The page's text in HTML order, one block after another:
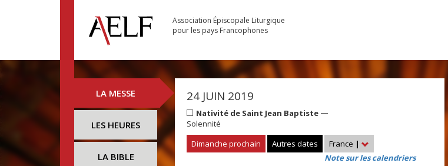
Association Épiscopale Liturgique
pour les pays Francophones
LA MESSE
LES HEURES
LA BIBLE
24 JUIN 2019
Nativité de Saint Jean Baptiste —
Solennité
Dimanche prochain
Autres dates France |
Note sur les calendriers